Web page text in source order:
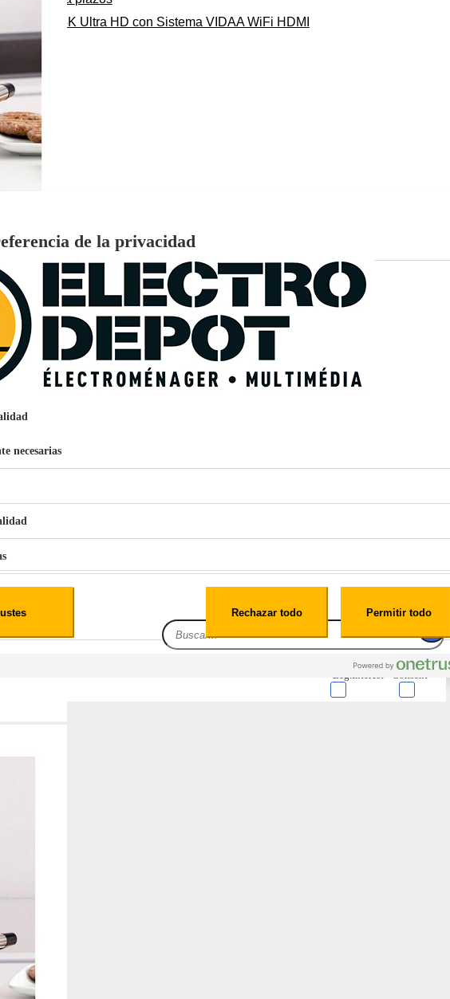
1,1L Limpia Sofás Alfombras Coche SP3
EL 4K Ultra HD con Sistema VIDAA WiFi HDMI
159€ 96
Pago aplazos
EcoTank EPSON ET-2861
de la privacidad
necesarias
necesarias
para que el sitio web funcione y no se pueden desactivar en nuestros sistemas. Por ejemplo, estas
necesarias te permitirán acceder a tu área de cliente, mantener activa tu sesión mientras navegas o
compras. También nos permitirán detectar cualquier problema técnico que pueda afectar la
Consent
Leg.Interest
Rechazar todo Permitir todo